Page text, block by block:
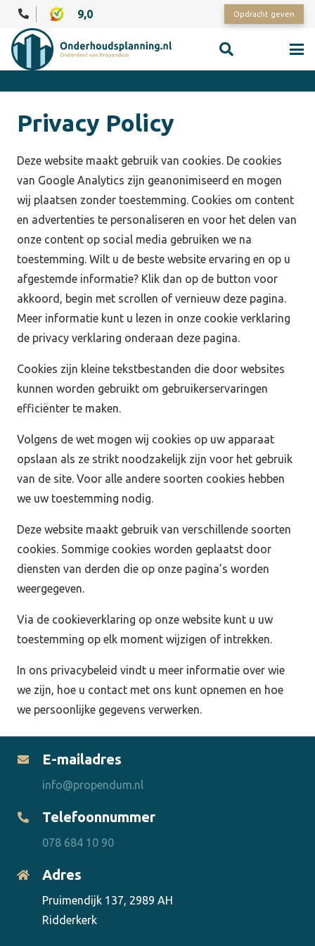
9,0 Opdracht geven
Privacy Policy
Deze website maakt gebruik van cookies. De cookies
van Google Analytics zijn geanonimiseerd en mogen
wij plaatsen zonder toestemming. Cookies om content
en advertenties te personaliseren en voor het delen van
onze content op social media gebruiken we na
toestemming. Wilt u de beste website ervaring en op u
afgestemde informatie? Klik dan op de button voor
akkoord, begin met scrollen of vernieuw deze pagina.
Meer informatie kunt u lezen in onze cookie verklaring
de privacy verklaring onderaan deze pagina.
Cookies zijn kleine tekstbestanden die door websites
kunnen worden gebruikt om gebruikerservaringen
efficiënter te maken.
Volgens de wet mogen wij cookies op uw apparaat
opslaan als ze strikt noodzakelijk zijn voor het gebruik
van de site. Voor alle andere soorten cookies hebben
we uw toestemming nodig.
Deze website maakt gebruik van verschillende soorten
cookies. Sommige cookies worden geplaatst door
diensten van derden die op onze pagina’s worden
weergegeven.
Via de cookieverklaring op onze website kunt u uw
toestemming op elk moment wijzigen of intrekken.
In ons privacybeleid vindt u meer informatie over wie
we zijn, hoe u contact met ons kunt opnemen en hoe
we persoonlijke gegevens verwerken.
E-mailadres
info@propendum.nl
Telefoonnummer
078 684 10 90
Adres
Pruimendijk 137, 2989 AH
Ridderkerk